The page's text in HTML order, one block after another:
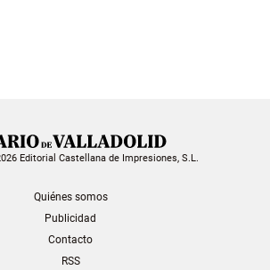
Editorial Castellana de Impresiones, S.L.
Quiénes somos
Publicidad
Contacto
RSS